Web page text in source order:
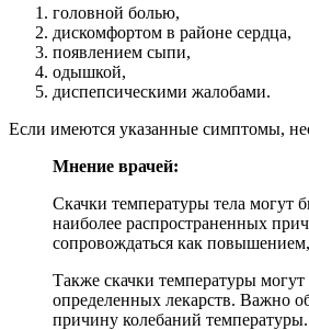
головной болью,
дискомфортом в районе сердца,
появлением сыпи,
одышкой,
диспепсическими жалобами.
Если имеются указанные симптомы,
Мнение врачей:
Скачки температуры тела могут
наиболее распространенных
сопровождаться как
Также скачки температуры
определенных лекарств. Важно
причину колебаний температуры.